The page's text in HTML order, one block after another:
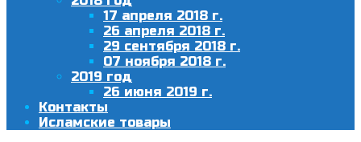
17 апреля 2018 г.
26 апреля 2018 г.
29 сентября 2018 г.
07 ноября 2018 г.
2019 год
26 июня 2019 г.
Контакты
Исламские товары